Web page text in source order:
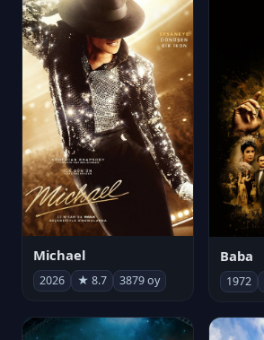
Michael
2026 ★ 8.7 3879 oy
Baba
1972